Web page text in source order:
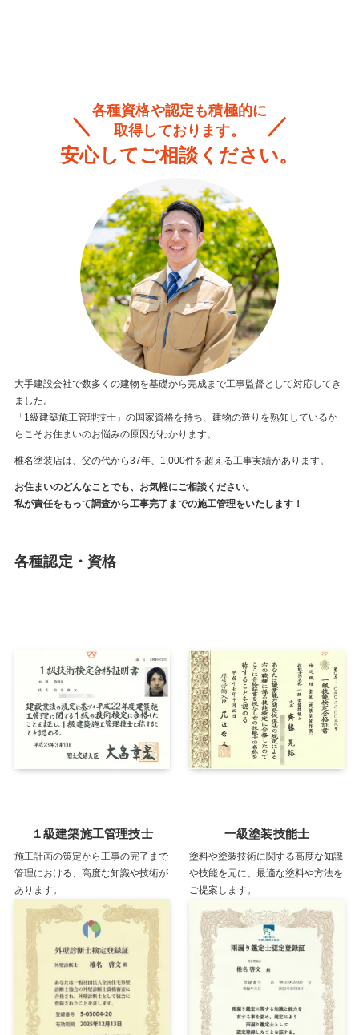
各種資格や認定も積極的に
取得しております。
安心してご相談ください。
大手建設会社で数多くの建物を基礎から完成まで工事監督として対応してき
ました。
「1級建築施工管理技士」の国家資格を持ち、建物の造りを熟知しているか
らこそお住まいのお悩みの原因がわかります。
椎名塗装店は、父の代から37年、1,000件を超える工事実績があります。
お住まいのどんなことでも、お気軽にご相談ください。
私が責任をもって調査から工事完了までの施工管理をいたします！
各種認定・資格
１級建築施工管理技士
施工計画の策定から工事の完了まで
管理における、高度な知識や技術が
あります。
一級塗装技能士
塗料や塗装技術に関する高度な知識
や技能を元に、最適な塗料や方法を
ご提案します。